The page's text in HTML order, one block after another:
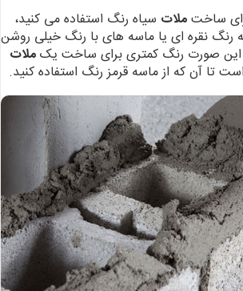
ساختملات سیاه رنگ استفاده می کنید،
رنگ نقره ای یا ماسه های با رنگ خیلی روشن
در این صورت رنگ کمتری برای ساخت یکملات
تا آن که از ماسه قرمز رنگ استفاده کنید.